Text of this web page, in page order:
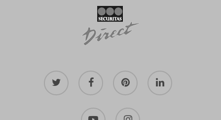
twitter facebook pinterest linkedin
youtube instagram